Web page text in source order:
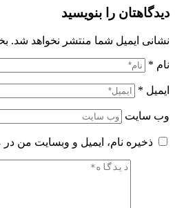
دیدگاهتان را بنویسید
نشانی ایمیل شما منتشر نخواهد شد.
نام *
ایمیل *
وب‌ سایت
ذخیره نام، ایمیل و وبسایت من